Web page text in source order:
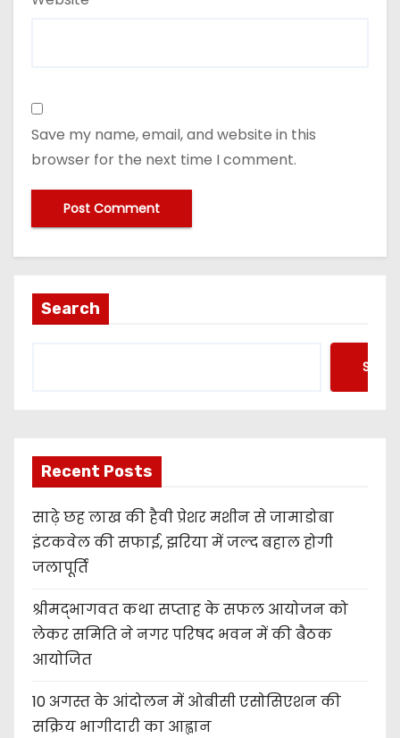
Save my name, email, and website in this
browser for the next time I comment.
Search
Recent Posts
साढ़े छह लाख की हैवी प्रेशर मशीन से जामाडोबा
इंटकवेल की सफाई, झरिया में जल्द बहाल होगी
जलापूर्ति
श्रीमद्भागवत कथा सप्ताह के सफल आयोजन को
लेकर समिति ने नगर परिषद भवन में की बैठक
आयोजित
10 अगस्त के आंदोलन में ओबीसी एसोसिएशन की
सक्रिय भागीदारी का आह्वान